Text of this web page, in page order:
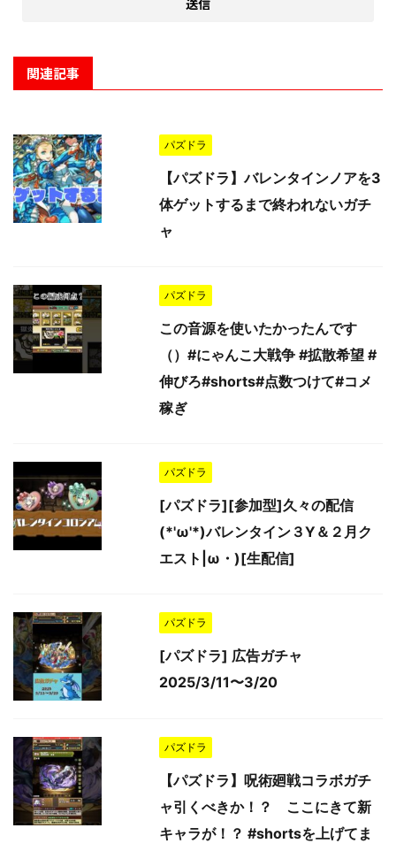
関連記事
パズドラ
【パズドラ】バレンタインノアを3
体ゲットするまで終われないガチ
ャ
パズドラ
この音源を使いたかったんです
（）#にゃんこ大戦争 #拡散希望 #
伸びろ#shorts#点数つけて#コメ
稼ぎ
パズドラ
[パズドラ][参加型]久々の配信
(*'ω'*)バレンタイン３Y＆２月ク
エスト|ω・)[生配信]
パズドラ
[パズドラ] 広告ガチャ
2025/3/11〜3/20
パズドラ
【パズドラ】呪術廻戦コラボガチ
ャ引くべきか！？ ここにきて新
キャラが！？ #shortsを上げてま